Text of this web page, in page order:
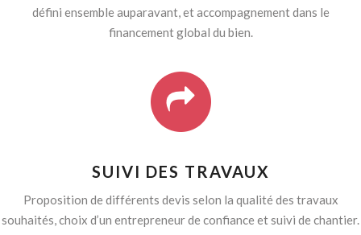
défini ensemble auparavant, et accompagnement dans le
financement global du bien.
SUIVI DES TRAVAUX
Proposition de différents devis selon la qualité des travaux
souhaités, choix d’un entrepreneur de confiance et suivi de chantier.